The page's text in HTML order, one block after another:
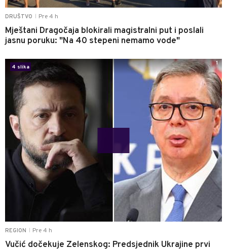
DRUŠTVO Pre 4 h
Mještani Dragočaja blokirali magistralni put i poslali
jasnu poruku: "Na 40 stepeni nemamo vode"
REGION Pre 4 h
Vučić dočekuje Zelenskog: Predsjednik Ukrajine prvi
4 slika
1